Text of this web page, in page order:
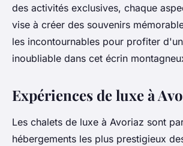
des activités exclusives, chaque
vise à créer des souvenirs
les incontournables pour profiter
inoubliable dans cet écrin
Expériences de luxe à
Les chalets de luxe à Avoriaz sont
hébergements les plus prestigieux